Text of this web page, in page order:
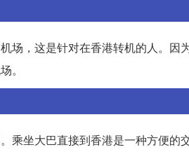
场，这是针对在香港转机的人。因
。
坐大巴直接到香港是一种方便的交